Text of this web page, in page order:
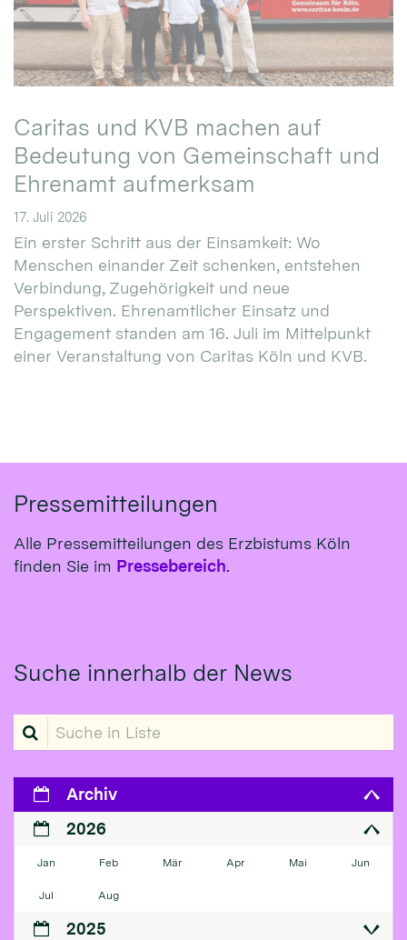
Caritas und KVB machen auf
Bedeutung von Gemeinschaft und
Ehrenamt aufmerksam
17. Juli 2026
Ein erster Schritt aus der Einsamkeit: Wo
Menschen einander Zeit schenken, entstehen
Verbindung, Zugehörigkeit und neue
Perspektiven. Ehrenamtlicher Einsatz und
Engagement standen am 16. Juli im Mittelpunkt
einer Veranstaltung von Caritas Köln und KVB.
Pressemitteilungen
Alle Pressemitteilungen des Erzbistums Köln
finden Sie im Pressebereich.
Suche innerhalb der News
Suche in Liste
Archiv
2026
Jan Feb Mär Apr Mai Jun
Jul Aug
2025